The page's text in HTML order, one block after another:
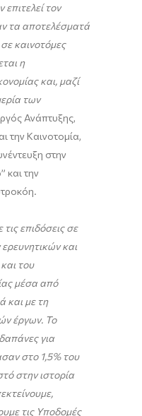
τον
τα αποτελέσματά
καινοτόμες
η
και, μαζί
των
Ανάπτυξης,
την Καινοτομία,
στην
και την
επιδόσεις σε
και
του
μέσα από
και με τη
έργων. Το
για
στο 1,5% του
στην ιστορία
τις Υποδομές